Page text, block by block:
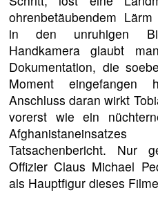
ohrenbetäubendem
in den unruhigen
Handkamera glaubt
Dokumentation, die
Moment
Anschluss daran wirkt
vorerst wie ein
Tatsachenbericht. Nur
Offizier Claus Michael
als Hauptfigur dieses